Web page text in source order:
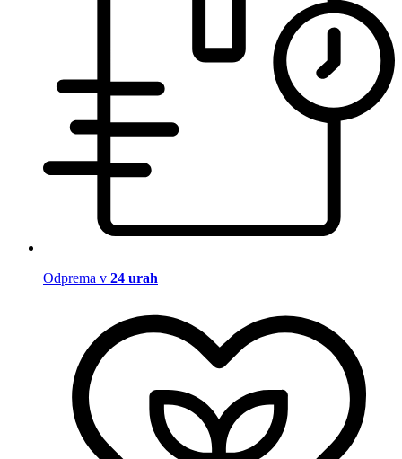
Odprema v 24 urah